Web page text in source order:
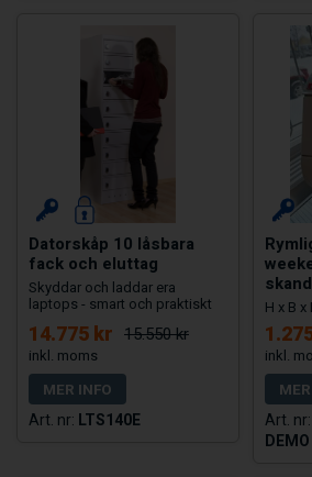
Datorskåp 10 låsbara
fack och eluttag
Skyddar och laddar era
laptops - smart och praktiskt
14.775 kr 15.550 kr
MER INFO
LTS140E
H x B x
DEMO